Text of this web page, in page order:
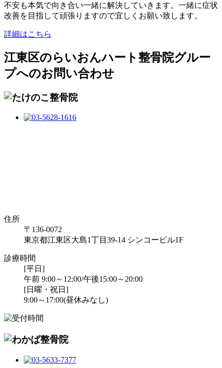
不安も本気で向き合い一緒に解決していきます。一緒に症状
改善を目指して頑張りますので宜しくお願い致します。
詳細はこちら
江東区のらいおんハート整骨院グルー
プへのお問い合わせ
住所
〒136-0072
東京都江東区大島1丁目39-14 シンコービル1F
診療時間
[平日]
午前 9:00～12:00/午後15:00～20:00
[日曜・祝日]
9:00～17:00(昼休みなし)